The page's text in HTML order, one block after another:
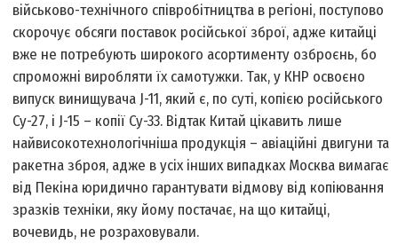
військово-технічного співробітництва в регіоні, поступово
скорочує обсяги поставок російської зброї, адже китайці
вже не потребують широкого асортименту озброєнь, бо
спроможні виробляти їх самотужки. Так, у КНР освоєно
випуск винищувача J-11, який є, по суті, копією російського
Су-27, і J-15 – копії Су-33. Відтак Китай цікавить лише
найвисокотехнологічніша продукція – авіаційні двигуни та
ракетна зброя, адже в усіх інших випадках Москва вимагає
від Пекіна юридично гарантувати відмову від копіювання
зразків техніки, яку йому постачає, на що китайці,
вочевидь, не розраховували.